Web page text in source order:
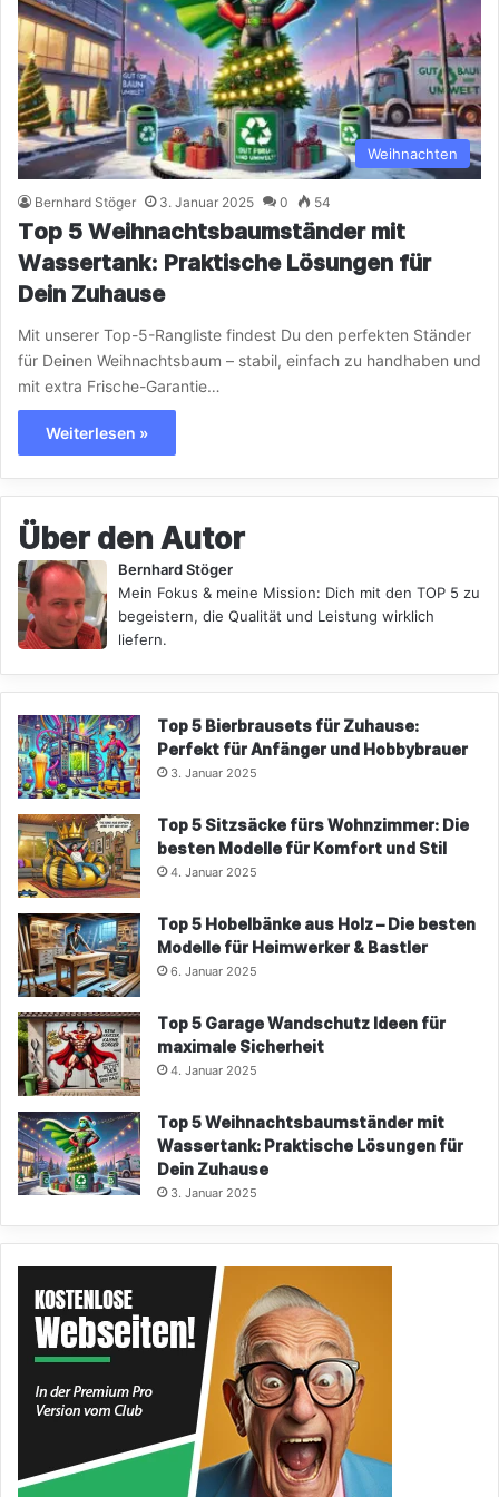
Weihnachten
Bernhard Stöger 3. Januar 2025 0 54
Top 5 Weihnachtsbaumständer mit
Wassertank: Praktische Lösungen für
Dein Zuhause
Mit unserer Top-5-Rangliste findest Du den perfekten Ständer
für Deinen Weihnachtsbaum – stabil, einfach zu handhaben und
mit extra Frische-Garantie…
Weiterlesen »
Über den Autor
Bernhard Stöger
Mein Fokus & meine Mission: Dich mit den TOP 5 zu
begeistern, die Qualität und Leistung wirklich
liefern.
Top 5 Bierbrausets für Zuhause:
Perfekt für Anfänger und Hobbybrauer
3. Januar 2025
Top 5 Sitzsäcke fürs Wohnzimmer: Die
besten Modelle für Komfort und Stil
4. Januar 2025
Top 5 Hobelbänke aus Holz – Die besten
Modelle für Heimwerker & Bastler
6. Januar 2025
Top 5 Garage Wandschutz Ideen für
maximale Sicherheit
4. Januar 2025
Top 5 Weihnachtsbaumständer mit
Wassertank: Praktische Lösungen für
Dein Zuhause
3. Januar 2025